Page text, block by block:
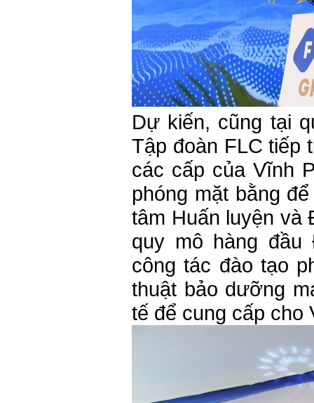
Dự kiến, cũng tại
Tập đoàn FLC tiếp
các cấp của Vĩnh
phóng mặt bằng
tâm Huấn luyện và
quy mô hàng
công tác đào tạo
thuật bảo dưỡng
tế để cung cấp cho